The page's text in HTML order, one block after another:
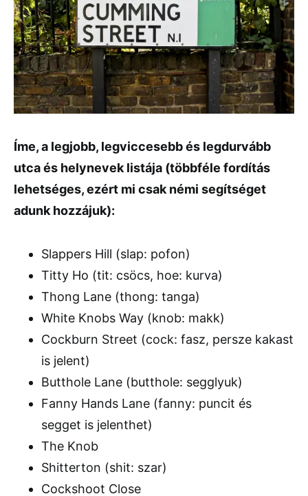
Íme, a legjobb, legviccesebb és legdurvább
utca és helynevek listája (többféle fordítás
lehetséges, ezért mi csak némi segítséget
adunk hozzájuk):
Slappers Hill (slap: pofon)
Titty Ho (tit: csöcs, hoe: kurva)
Thong Lane (thong: tanga)
White Knobs Way (knob: makk)
Cockburn Street (cock: fasz, persze kakast
is jelent)
Butthole Lane (butthole: segglyuk)
Fanny Hands Lane (fanny: puncit és
segget is jelenthet)
The Knob
Shitterton (shit: szar)
Cockshoot Close